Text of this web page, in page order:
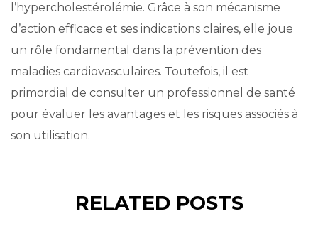
l’hypercholestérolémie. Grâce à son mécanisme
d’action efficace et ses indications claires, elle joue
un rôle fondamental dans la prévention des
maladies cardiovasculaires. Toutefois, il est
primordial de consulter un professionnel de santé
pour évaluer les avantages et les risques associés à
son utilisation.
RELATED POSTS